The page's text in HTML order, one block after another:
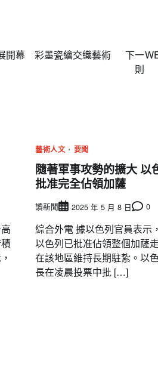
開幕 彩墨瓷繪交織藝術
下一
則
藝術人文 要聞
隨著軍事攻勢的擴大 以
批准完全佔領加薩
讀新聞 2025 年 5 月 8 日 0
綜合外電 據以色列官員表示
以色列已批准佔領整個加薩
在該地區維持長期駐紮。以
長在凌晨投票中批 […]